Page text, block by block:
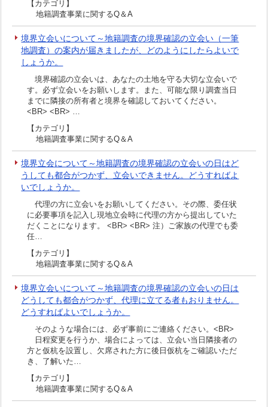
【カテゴリ】
地籍調査事業に関するQ＆A
境界立会いについて～地籍調査の境界確認の立会い（一筆
地調査）の案内が届きましたが、どのようにしたらよいで
しょうか。
境界確認の立会いは、あなたの土地を守る大切な立会いで
す。必ず立会いをお願いします。また、可能な限り調査当日
までに隣接の所有者と境界を確認しておいてください。
<BR> <BR> …
【カテゴリ】
地籍調査事業に関するQ＆A
境界立会について～地籍調査の境界確認の立会いの日はど
うしても都合がつかず、立会いできません。どうすればよ
いでしょうか。
代理の方に立会いをお願いしてください。その際、委任状
に必要事項を記入し現地立会時に代理の方から提出していた
だくことになります。 <BR> <BR> 注）ご家族の代理でも委
任…
【カテゴリ】
地籍調査事業に関するQ＆A
境界立会いについて～地籍調査の境界確認の立会いの日は
どうしても都合がつかず、代理に立てる者もおりません。
どうすればよいでしょうか。
そのような場合には、必ず事前にご連絡ください。<BR>
日程変更を行うか、場合によっては、立会い当日隣接者の
方と仮杭を設置し、欠席された方に後日仮杭をご確認いただ
き、了解いた…
【カテゴリ】
地籍調査事業に関するQ＆A